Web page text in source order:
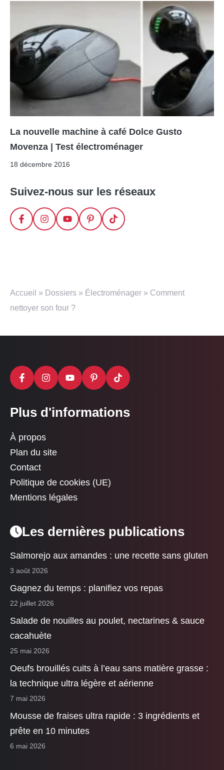
La nouvelle machine à café Dolce Gusto
Movenza | Test électroménager
18 décembre 2016
Suivez-nous sur les réseaux
Accueil » Dossiers » Électroménager » Comment
nettoyer son four ?
Plus d'informations
À propos
Plan du site
Contact
Politique de cookies (UE)
Mentions légales
Les dernières publications
Salmorejo aux amandes : une recette sans gluten
3 août 2026
Gagnez du temps : planifiez vos repas
22 juillet 2026
Salade de nouilles au poulet, nectarines & sauce
cacahuète
25 mai 2026
Oeufs brouillés cuits à l’eau sans matière grasse :
la technique ultra légère et aérienne
7 mai 2026
Mousse de fraises ultra rapide : 3 ingrédients et
prête en 10 minutes
6 mai 2026